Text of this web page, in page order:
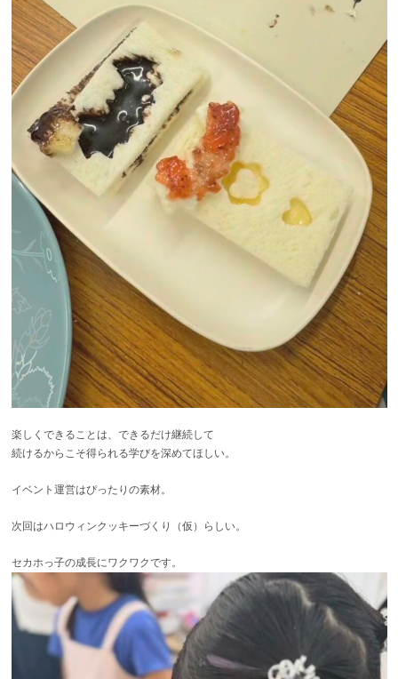
楽しくできることは、できるだけ継続して
続けるからこそ得られる学びを深めてほしい。
イベント運営はぴったりの素材。
次回はハロウィンクッキーづくり（仮）らしい。
セカホっ子の成長にワクワクです。